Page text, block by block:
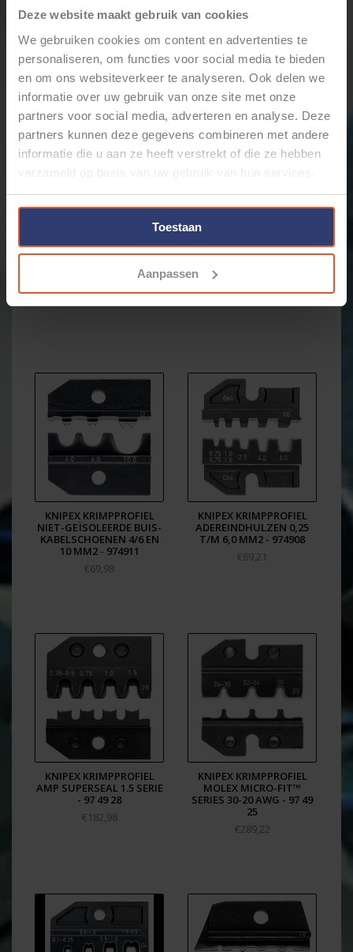
Deze website maakt gebruik van cookies
We gebruiken cookies om content en advertenties te
personaliseren, om functies voor social media te bieden
en om ons websiteverkeer te analyseren. Ook delen we
informatie over uw gebruik van onze site met onze
partners voor social media, adverteren en analyse. Deze
partners kunnen deze gegevens combineren met andere
informatie die u aan ze heeft verstrekt of die ze hebben
verzameld op basis van uw gebruik van hun services.
Toestaan
Aanpassen
Gerelateerde producten
KNIPEX KRIMP
SYSTEEMTANG 97 43 200A
KNIPEX KRIMPPROFIEL
VOOR GEÏSOLEERDE
KABELSCHOENEN 974906
€70,93
KNIPEX KRIMPPROFIEL
NIET-GEÏSOLEERDE BUIS-
KABELSCHOENEN 4/6 EN
10 MM2 - 974911
€69,98
KNIPEX KRIMPPROFIEL
ADEREINDHULZEN 0,25
T/M 6,0 MM2 - 974908
€69,21
KNIPEX KRIMPPROFIEL
AMP SUPERSEAL 1.5 SERIE
- 97 49 28
€182,98
KNIPEX KRIMPPROFIEL
MOLEX MICRO-FIT™
SERIES 30-20 AWG - 97 49
25
€289,22